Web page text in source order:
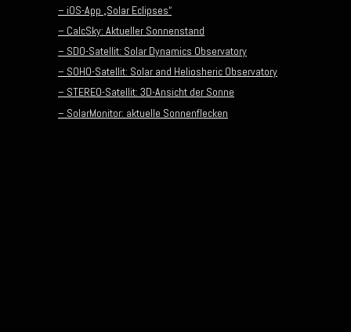
– iOS-App „Solar Eclipses“
– CalcSky: Aktueller Sonnenstand
– SDO-Satellit: Solar Dynamics Observatory
– SOHO-Satellit: Solar and Heliosheric Observatory
– STEREO-Satellit: 3D-Ansicht der Sonne
– SolarMonitor: aktuelle Sonnenflecken